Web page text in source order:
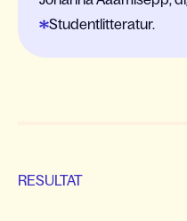
Studentlitteratur.
RESULTAT